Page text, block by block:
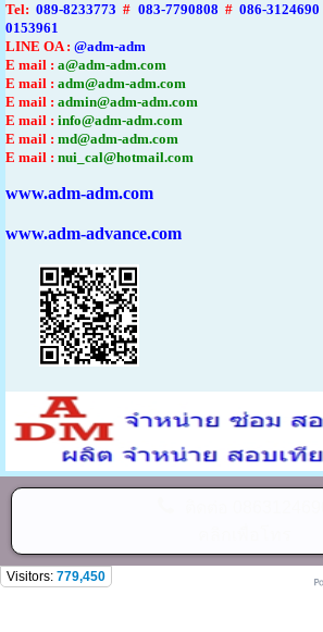
Tel: 089-8233773 # 083-7790808 #086-3124690
0153961
LINE OA : @adm-adm
E mail : a@adm-adm.com
E mail : adm@adm-adm.com
E mail : admin@adm-adm.com
E mail : info@adm-adm.com
E mail : md@adm-adm.com
E mail : nui_cal@hotmail.com
www.adm-adm.com
www.adm-advance.com
Visitors: 779,450